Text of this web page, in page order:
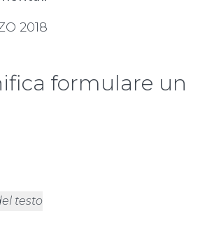
2018
formulare un
testo